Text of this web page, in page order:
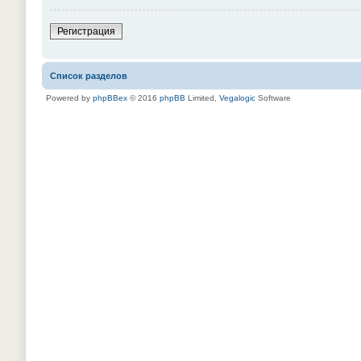
Регистрация
Список разделов
Powered by phpBBex © 2016 phpBB Limited, Vegalogic Software